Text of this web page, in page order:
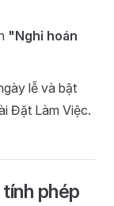
"Nghỉ hoán
lễ và bật
Đặt Làm Việc.
phép